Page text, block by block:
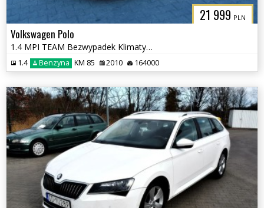
21 999 PLN
Volkswagen Polo
1.4 MPI TEAM Bezwypadek Klimatyzacja, Podgrzewane fotele
1.4 Benzyna KM 85 2010 164000